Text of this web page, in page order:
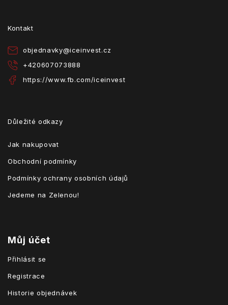
Kontakt
objednavky@iceinvest.cz
+420607073888
https://www.fb.com/iceinvest
Důležité odkazy
Jak nakupovat
Obchodní podmínky
Podmínky ochrany osobních údajů
Jedeme na Zelenou!
Můj účet
Přihlásit se
Registrace
Historie objednávek